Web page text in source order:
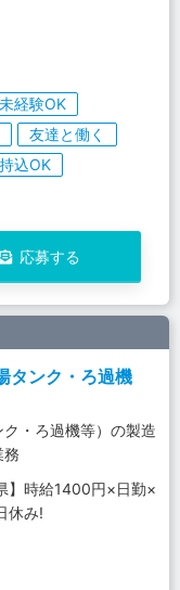
未経験OK
友達と働く
込OK
応募する
タンク・ろ過機
・ろ過機等）の製造
務
】時給1400円×日勤×
休み!